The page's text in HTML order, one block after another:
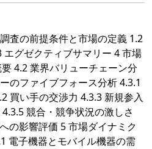
査の前提条件と市場の定義 1.2
グゼクティブサマリー 4 市場
4.2 業界バリューチェーン分
のファイブフォース分析 4.3.1
買い手の交渉力 4.3.3 新規参入
競合・競争状況の激しさ
の影響評価 5 市場ダイナミク
電子機器とモバイル機器の需